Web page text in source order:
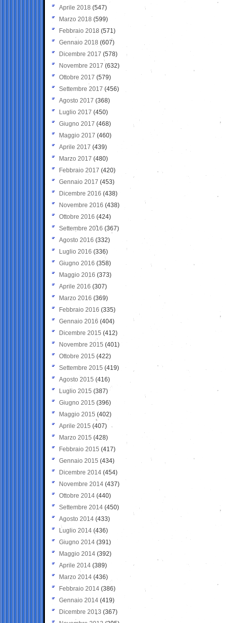
Aprile 2018 (547)
Marzo 2018 (599)
Febbraio 2018 (571)
Gennaio 2018 (607)
Dicembre 2017 (578)
Novembre 2017 (632)
Ottobre 2017 (579)
Settembre 2017 (456)
Agosto 2017 (368)
Luglio 2017 (450)
Giugno 2017 (468)
Maggio 2017 (460)
Aprile 2017 (439)
Marzo 2017 (480)
Febbraio 2017 (420)
Gennaio 2017 (453)
Dicembre 2016 (438)
Novembre 2016 (438)
Ottobre 2016 (424)
Settembre 2016 (367)
Agosto 2016 (332)
Luglio 2016 (336)
Giugno 2016 (358)
Maggio 2016 (373)
Aprile 2016 (307)
Marzo 2016 (369)
Febbraio 2016 (335)
Gennaio 2016 (404)
Dicembre 2015 (412)
Novembre 2015 (401)
Ottobre 2015 (422)
Settembre 2015 (419)
Agosto 2015 (416)
Luglio 2015 (387)
Giugno 2015 (396)
Maggio 2015 (402)
Aprile 2015 (407)
Marzo 2015 (428)
Febbraio 2015 (417)
Gennaio 2015 (434)
Dicembre 2014 (454)
Novembre 2014 (437)
Ottobre 2014 (440)
Settembre 2014 (450)
Agosto 2014 (433)
Luglio 2014 (436)
Giugno 2014 (391)
Maggio 2014 (392)
Aprile 2014 (389)
Marzo 2014 (436)
Febbraio 2014 (386)
Gennaio 2014 (419)
Dicembre 2013 (367)